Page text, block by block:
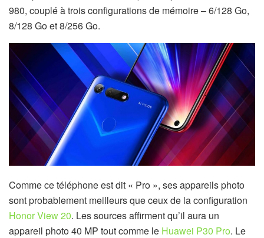
980, couplé à trois configurations de mémoire – 6/128 Go,
8/128 Go et 8/256 Go.
Comme ce téléphone est dit « Pro », ses appareils photo
sont probablement meilleurs que ceux de la configuration
Honor View 20. Les sources affirment qu’il aura un
appareil photo 40 MP tout comme le Huawei P30 Pro. Le